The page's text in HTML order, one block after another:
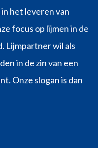
het leveren van
focus op lijmen in de
Lijmpartner wil als
in de zin van een
Onze slogan is dan